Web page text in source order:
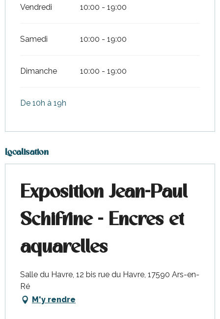
Vendredi 10:00 - 19:00
Samedi 10:00 - 19:00
Dimanche 10:00 - 19:00
De 10h à 19h
Localisation
Exposition Jean-Paul
Schifrine - Encres et
aquarelles
Salle du Havre, 12 bis rue du Havre, 17590 Ars-en-
Ré
M'y rendre